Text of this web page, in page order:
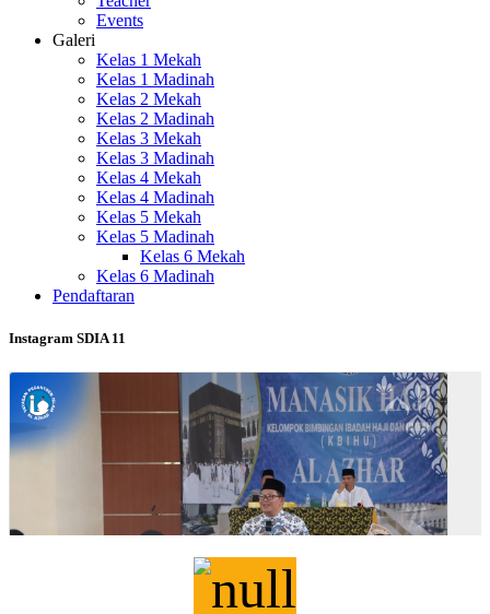
Events
Galeri
Kelas 1 Mekah
Kelas 1 Madinah
Kelas 2 Mekah
Kelas 2 Madinah
Kelas 3 Mekah
Kelas 3 Madinah
Kelas 4 Mekah
Kelas 4 Madinah
Kelas 5 Mekah
Kelas 5 Madinah
Kelas 6 Mekah
Kelas 6 Madinah
Pendaftaran
Instagram SDIA 11